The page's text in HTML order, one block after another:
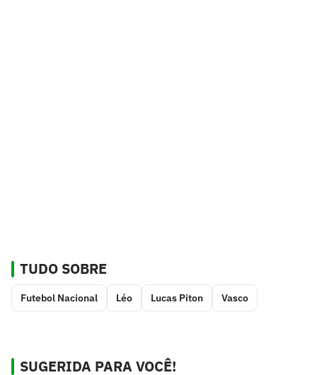
TUDO SOBRE
Futebol Nacional Léo Lucas Piton Vasco
SUGERIDA PARA VOCÊ!